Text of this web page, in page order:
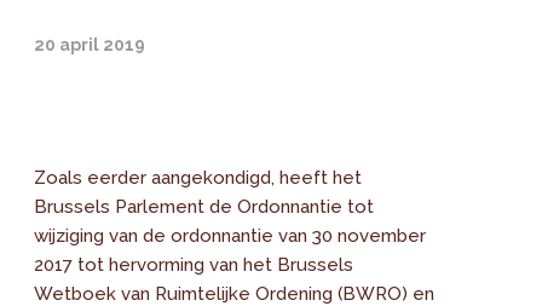
20 april 2019
Zoals eerder aangekondigd, heeft het
Brussels Parlement de Ordonnantie tot
wijziging van de ordonnantie van 30 november
2017 tot hervorming van het Brussels
Wetboek van Ruimtelijke Ordening (BWRO) en